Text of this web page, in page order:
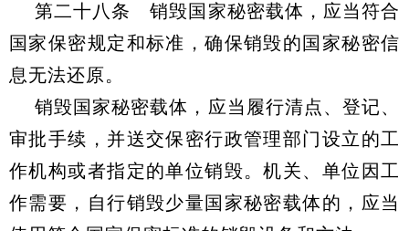
第二十八条 销毁国家秘密载体，应当符合
国家保密规定和标准，确保销毁的国家秘密信
息无法还原。
销毁国家秘密载体，应当履行清点、登记、
审批手续，并送交保密行政管理部门设立的工
作机构或者指定的单位销毁。机关、单位因工
作需要，自行销毁少量国家秘密载体的，应当